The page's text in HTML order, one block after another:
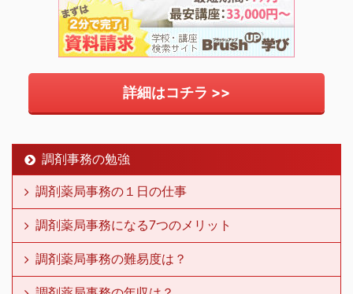
詳細はコチラ >>
調剤事務の勉強
調剤薬局事務の１日の仕事
調剤薬局事務になる7つのメリット
調剤薬局事務の難易度は？